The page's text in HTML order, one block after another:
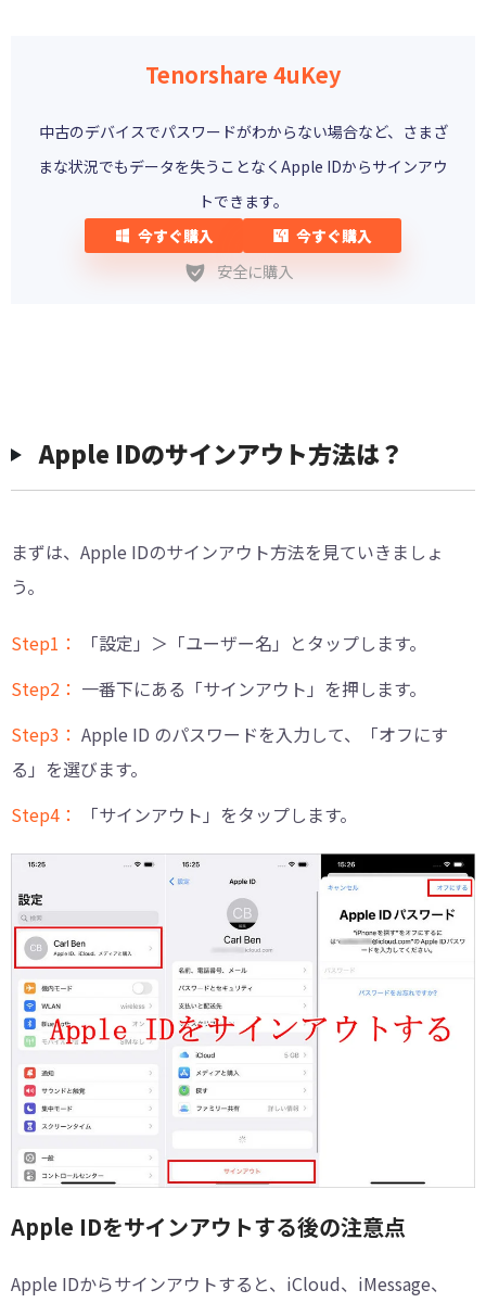
Tenorshare 4uKey
中古のデバイスでパスワードがわからない場合など、さまざ
まな状況でもデータを失うことなくApple IDからサインアウ
トできます。
今すぐ購入
今すぐ購入
安全に購入
Apple IDのサインアウト方法は？
まずは、Apple IDのサインアウト方法を見ていきましょ
う。
Step1：
「設定」＞「ユーザー名」とタップします。
Step2： 一番下にある「サインアウト」を押します。
Step3： Apple ID のパスワードを入力して、「オフにす
る」を選びます。
Step4：
「サインアウト」をタップします。
Apple IDをサインアウトする後の注意点
Apple IDからサインアウトすると、iCloud、iMessage、